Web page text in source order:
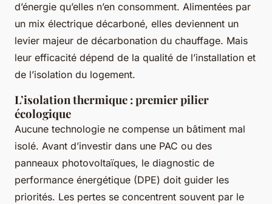
d’énergie qu’elles n’en consomment. Alimentées par
un mix électrique décarboné, elles deviennent un
levier majeur de décarbonation du chauffage. Mais
leur efficacité dépend de la qualité de l’installation et
de l’isolation du logement.
L’isolation thermique : premier pilier
écologique
Aucune technologie ne compense un bâtiment mal
isolé. Avant d’investir dans une PAC ou des
panneaux photovoltaïques, le diagnostic de
performance énergétique (DPE) doit guider les
priorités. Les pertes se concentrent souvent par le